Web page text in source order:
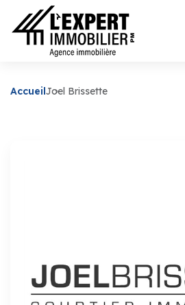
AccueilJoel Brissette